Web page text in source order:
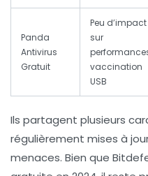
Panda
Antivirus
Gratuit
Peu d’impact
sur
vaccination
USB
Ils partagent plusieurs
régulièrement mises à
menaces. Bien que